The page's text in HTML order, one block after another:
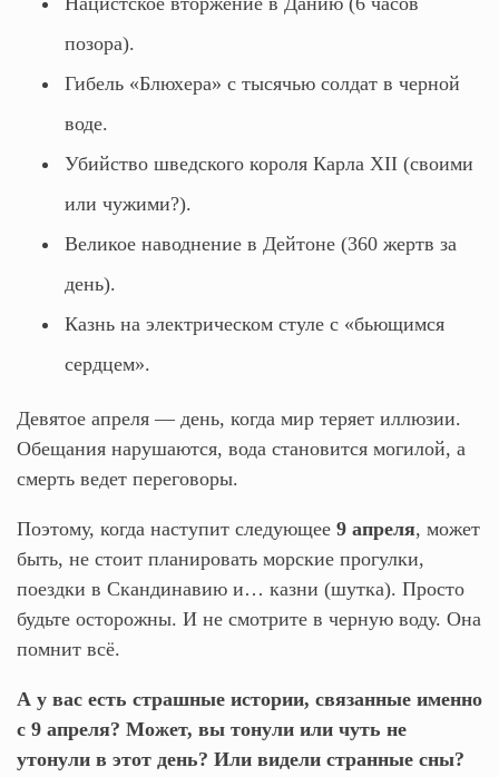
позора).
Гибель «Блюхера» с тысячью солдат в черной
воде.
Убийство шведского короля Карла XII (своими
или чужими?).
Великое наводнение в Дейтоне (360 жертв за
день).
Казнь на электрическом стуле с «бьющимся
сердцем».
Девятое апреля — день, когда мир теряет иллюзии.
Обещания нарушаются, вода становится могилой, а
смерть ведет переговоры.
Поэтому, когда наступит следующее 9 апреля, может
быть, не стоит планировать морские прогулки,
поездки в Скандинавию и… казни (шутка). Просто
будьте осторожны. И не смотрите в черную воду. Она
помнит всё.
А у вас есть страшные истории, связанные именно
с 9 апреля? Может, вы тонули или чуть не
утонули в этот день? Или видели странные сны?